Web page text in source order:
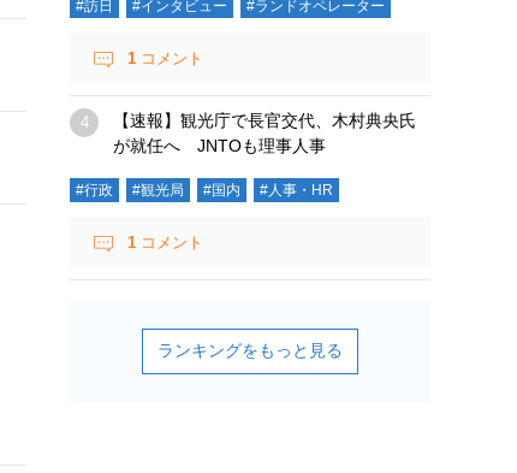
#訪日 #インタビュー #ランドオペレーター
1 コメント
【速報】観光庁で長官交代、木村典央氏
が就任へ JNTOも理事人事
#行政 #観光局 #国内 #人事・HR
1 コメント